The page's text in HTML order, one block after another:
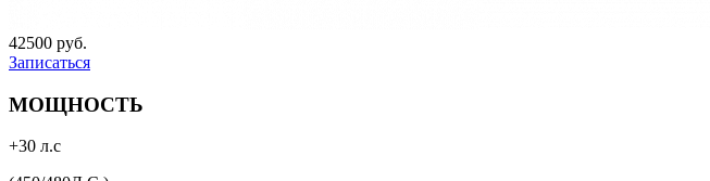
42500 руб.
Записаться
МОЩНОСТЬ
+30 л.с